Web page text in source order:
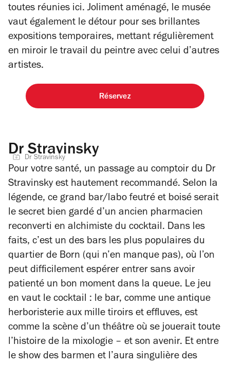
toutes réunies ici. Joliment aménagé, le musée
vaut également le détour pour ses brillantes
expositions temporaires, mettant régulièrement
en miroir le travail du peintre avec celui d’autres
artistes.
Réservez
Dr Stravinsky
Dr Stravinsky
Pour votre santé, un passage au comptoir du Dr
Stravinsky est hautement recommandé. Selon la
légende, ce grand bar/labo feutré et boisé serait
le secret bien gardé d’un ancien pharmacien
reconverti en alchimiste du cocktail. Dans les
faits, c’est un des bars les plus populaires du
quartier de Born (qui n’en manque pas), où l’on
peut difficilement espérer entrer sans avoir
patienté un bon moment dans la queue. Le jeu
en vaut le cocktail : le bar, comme une antique
herboristerie aux mille tiroirs et effluves, est
comme la scène d’un théâtre où se jouerait toute
l’histoire de la mixologie – et son avenir. Et entre
le show des barmen et l’aura singulière des